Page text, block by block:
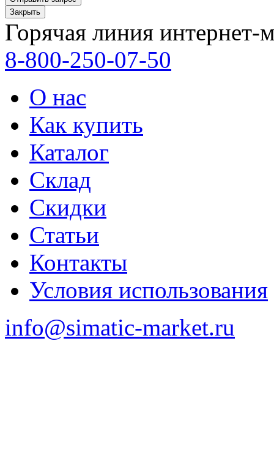
Закрыть
Горячая линия интернет-
8-800-250-07-50
О нас
Как купить
Каталог
Склад
Скидки
Статьи
Контакты
Условия использования
info@simatic-market.ru